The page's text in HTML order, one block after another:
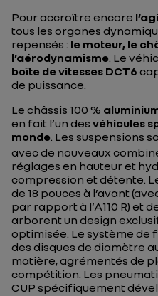
Pour accroître encore
tous les organes
repensés : le moteur, le
l’aérodynamisme. Le
boîte de vitesses DCT6
de puissance.
Le châssis 100 %
en fait l’un des véhicules
monde. Les suspensions
avec de nouveaux
réglages en hauteur et
compression et détente.
de 18 pouces à l’avant
par rapport à l’A110 R) et
arborent un design
optimisée. Le système de
des disques de diamètre
matière, agrémentés de
compétition. Les
CUP spécifiquement